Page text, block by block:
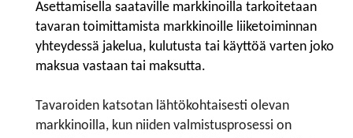
Asettamisella saataville markkinoilla tarkoitetaan
tavaran toimittamista markkinoille liiketoiminnan
yhteydessä jakelua, kulutusta tai käyttöä varten joko
maksua vastaan tai maksutta.
Tavaroiden katsotan lähtökohtaisesti olevan
markkinoilla, kun niiden valmistusprosessi on